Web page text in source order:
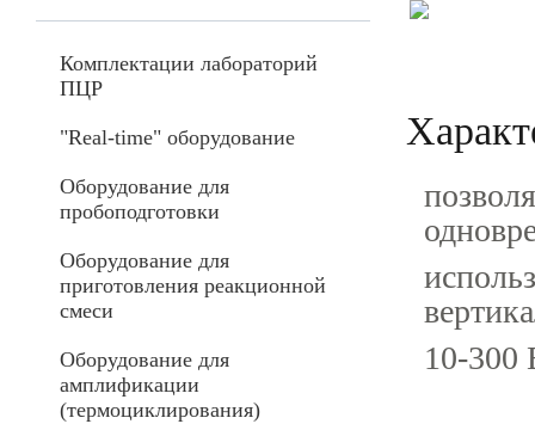
Комплектации лабораторий
ПЦР
"Real-time" оборудование
Оборудование для
пробоподготовки
Оборудование для
приготовления реакционной
смеси
Оборудование для
амплификации
(термоциклирования)
10-300